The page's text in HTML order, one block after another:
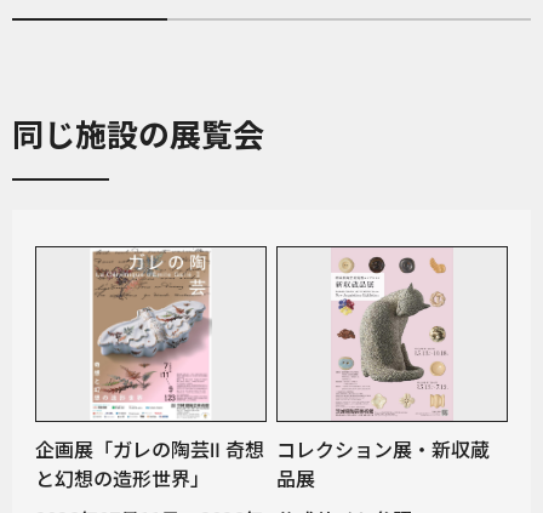
同じ施設の展覧会
企画展「ガレの陶芸Ⅱ 奇想
と幻想の造形世界」
コレクション展・新収蔵
品展